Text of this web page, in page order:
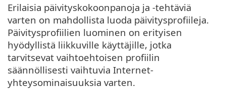
Erilaisia päivityskokoonpanoja ja -tehtäviä
varten on mahdollista luoda päivitysprofiileja.
Päivitysprofiilien luominen on erityisen
hyödyllistä liikkuville käyttäjille, jotka
tarvitsevat vaihtoehtoisen profiilin
säännöllisesti vaihtuvia Internet-
yhteysominaisuuksia varten.